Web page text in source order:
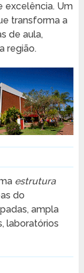
excelência. Um
transforma a
de aula,
região.
estrutura
do
ampla
laboratórios